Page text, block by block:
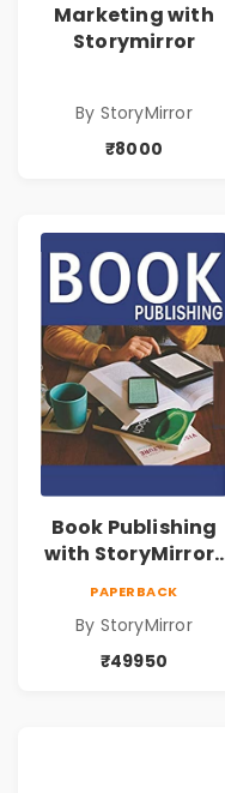
Marketing with
Storymirror
By StoryMirror
₹8000
Book Publishing
with StoryMirror |
PAPERBACK
By StoryMirror
₹49950